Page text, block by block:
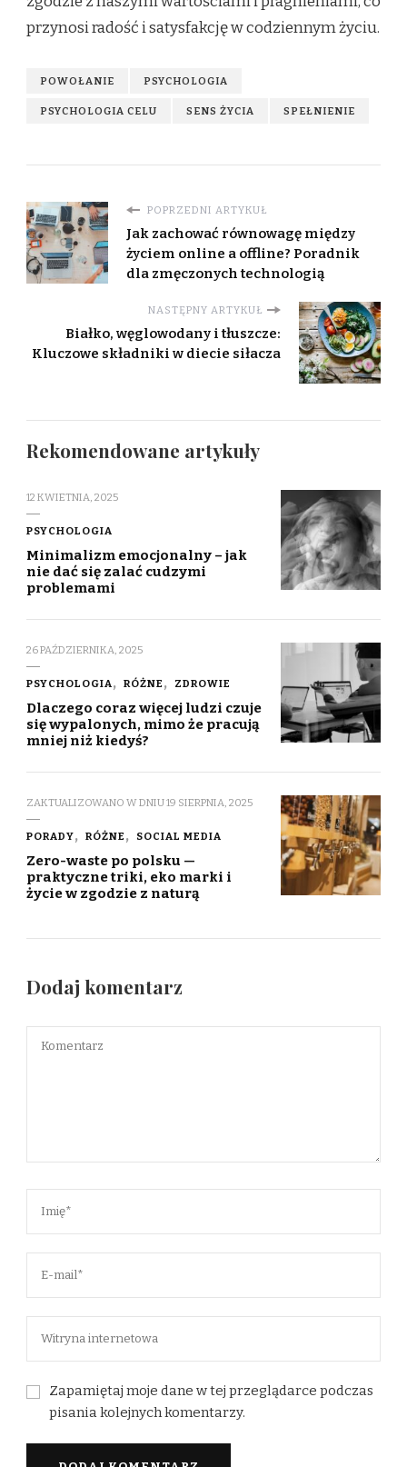
przynosi radość i satysfakcję w codziennym życiu.
POWOŁANIE PSYCHOLOGIA
PSYCHOLOGIA CELU SENS ŻYCIA SPEŁNIENIE
POPRZEDNI ARTYKUŁ
Jak zachować równowagę między
życiem online a offline? Poradnik
dla zmęczonych technologią
NASTĘPNY ARTYKUŁ
Białko, węglowodany i tłuszcze:
Kluczowe składniki w diecie siłacza
Rekomendowane artykuły
12 KWIETNIA, 2025
PSYCHOLOGIA
Minimalizm emocjonalny – jak
nie dać się zalać cudzymi
problemami
26 PAŹDZIERNIKA, 2025
PSYCHOLOGIA RÓŻNE ZDROWIE
Dlaczego coraz więcej ludzi czuje
się wypalonych, mimo że pracują
mniej niż kiedyś?
ZAKTUALIZOWANO W DNIU19 SIERPNIA, 2025
PORADY RÓŻNE SOCIAL MEDIA
Zero-waste po polsku —
praktyczne triki, eko marki i
życie w zgodzie z naturą
Dodaj komentarz
Zapamiętaj moje dane w tej przeglądarce podczas
pisania kolejnych komentarzy.